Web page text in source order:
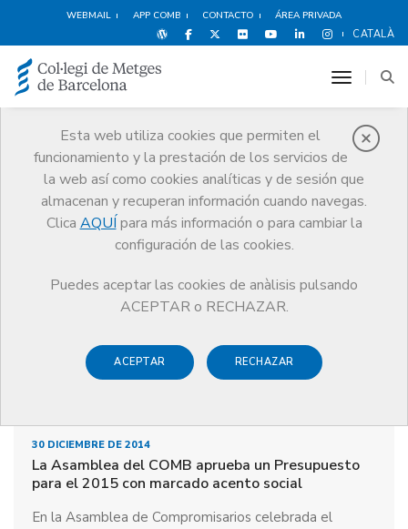
WEBMAIL APP COMB CONTACTO ÁREA PRIVADA
CATALÀ
Esta web utiliza cookies que permiten el
funcionamiento y la prestación de los servicios de
la web así como cookies analíticas y de sesión que
almacenan y recuperan información cuando navegas.
Clica AQUÍ para más información o para cambiar la
configuración de las cookies.
Puedes aceptar las cookies de anàlisis pulsando
ACEPTAR o RECHAZAR.
ACEPTAR RECHAZAR
toggle
Noticias
Noticias any
30 DICIEMBRE DE 2014
La Asamblea del COMB aprueba un Presupuesto
para el 2015 con marcado acento social
En la Asamblea de Compromisarios celebrada el